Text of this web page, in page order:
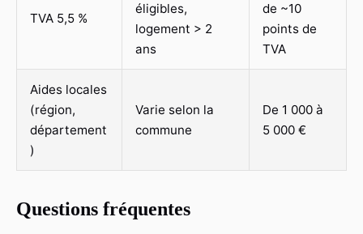
TVA 5,5 %
éligibles,
logement > 2
ans
de ~10
points de
TVA
Aides locales
(région,
département
)
Varie selon la
commune
De 1 000 à
5 000 €
Questions fréquentes